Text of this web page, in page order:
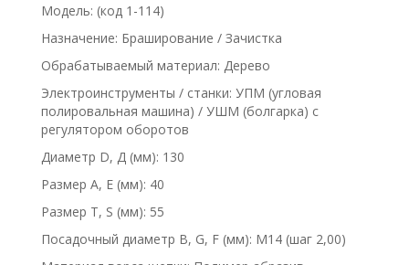
Модель: (код 1-114)
Назначение: Браширование / Зачистка
Обрабатываемый материал: Дерево
Электроинструменты / станки: УПМ (угловая
полировальная машина) / УШМ (болгарка) с
регулятором оборотов
Диаметр D, Д (мм): 130
Размер A, E (мм): 40
Размер T, S (мм): 55
Посадочный диаметр B, G, F (мм): М14 (шаг 2,00)